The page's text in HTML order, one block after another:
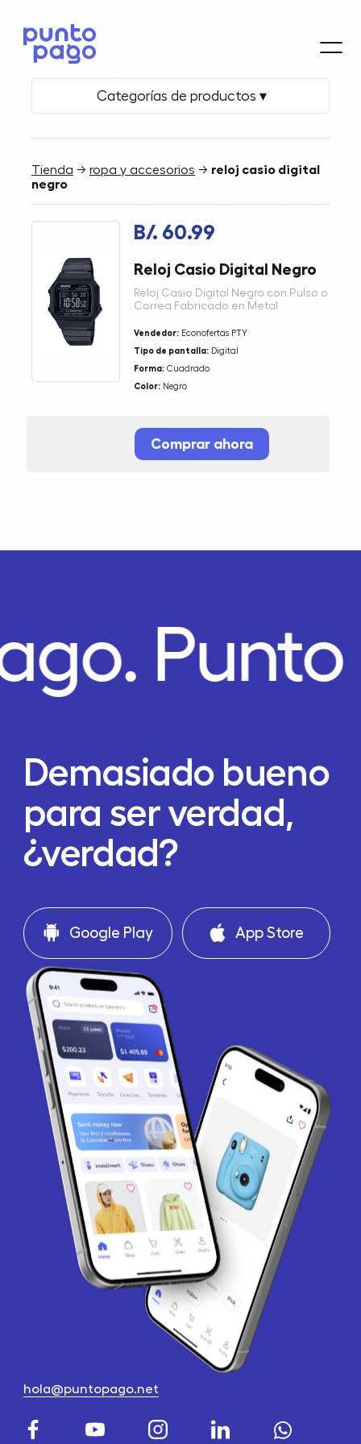
Categorías de productos ▾
Tienda →ropa y accesorios → reloj casio digital
negro
B/. 60.99
Reloj Casio Digital Negro
Reloj Casio Digital Negro con Pulso o
Correa Fabricado en Metal
Vendedor: Econofertas PTY
Tipo de pantalla: Digital
Forma: Cuadrado
Color: Negro
Comprar ahora
Demasiado bueno
para ser verdad,
¿verdad?
Google Play App Store
hola@puntopago.net